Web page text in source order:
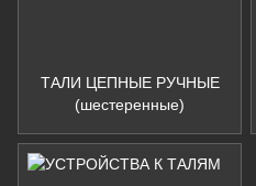
ТАЛИ ЦЕПНЫЕ РУЧНЫЕ
(шестеренные)